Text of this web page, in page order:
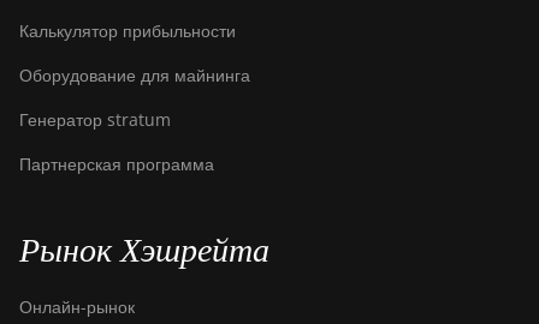
Калькулятор прибыльности
Оборудование для майнинга
Генератор stratum
Партнерская программа
Рынок Хэшрейта
Онлайн-рынок